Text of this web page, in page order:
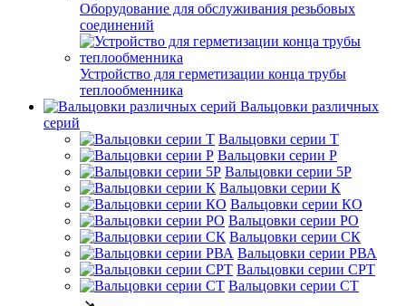
Оборудование для обслуживания резьбовых
соединений
Устройство для герметизации конца трубы
теплообменника
Вальцовки различных
серий
Вальцовки серии Т
Вальцовки серии Р
Вальцовки серии 5Р
Вальцовки серии К
Вальцовки серии КО
Вальцовки серии РО
Вальцовки серии СК
Вальцовки серии РВА
Вальцовки серии СРТ
Вальцовки серии СТ